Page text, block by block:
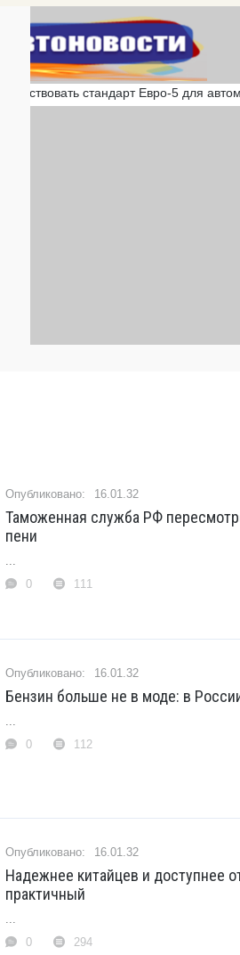
16.01.32
Таможенная служба РФ
пени
...
0
111
16.01.32
Бензин больше не в моде: в
...
0
112
16.01.32
Надежнее китайцев и доступнее
практичный
...
0
294